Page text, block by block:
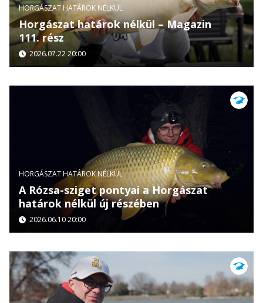
HORGÁSZAT HATÁROK NÉLKÜL
Horgászat határok nélkül – Magazin
111. rész
2026.07.22 20:00
HORGÁSZAT HATÁROK NÉLKÜL
A Rózsa-sziget pontyai a Horgászat
határok nélkül új részében
2026.06.10 20:00